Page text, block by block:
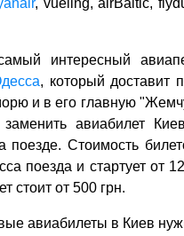
интересный
, который доставит
и в его главную
авиабилет
поезде. Стоимость
поезда и стартует от
стоит от 500 грн.
авиабилеты в Киев